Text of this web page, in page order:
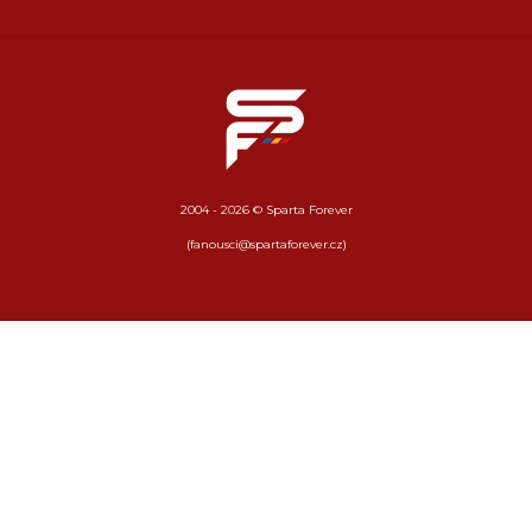
2004 - 2026 © Sparta Forever
(fanousci@spartaforever.cz)